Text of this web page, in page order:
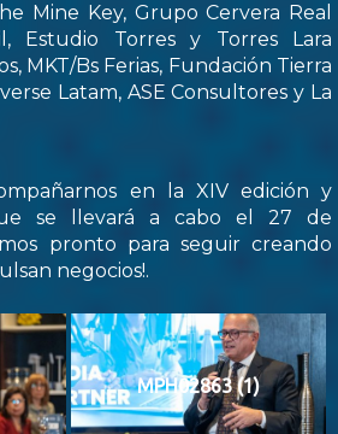
Mine Key, Grupo Cervera Real
Estudio Torres y Torres Lara
MKT/Bs Ferias, Fundación Tierra
Latam, ASE Consultores y La
en la XIV edición y
se llevará a cabo el 27 de
pronto para seguir creando
negocios!.
MPH02863 (1)